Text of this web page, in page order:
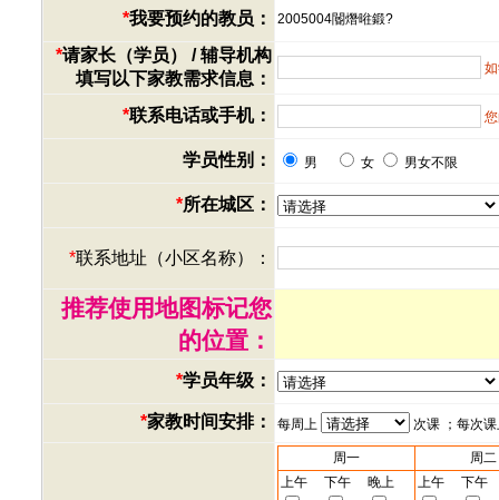
*我要预约的教员： 2005004閽熸暀鍛?
*请家长（学员） / 辅导机构
填写以下家教需求信息：
*联系电话或手机：
学员性别： 男 女 男女不限
*所在城区：
*联系地址（小区名称）：
推荐使用地图标记您
的位置：
*学员年级：
*家教时间安排： 每周上 次课 ；每次
周一
周二
上午
下午 晚上 上午 下午